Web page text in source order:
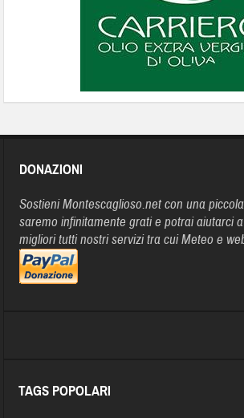
DONAZIONI
Sostieni Montescaglioso.net con una
saremo infinitamente grati e potrai aiutarci
migliori tutti nostri servizi tra cui Meteo e
TAGS POPOLARI